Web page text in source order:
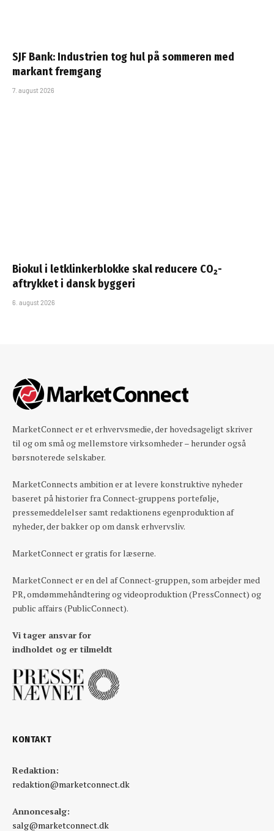
SJF Bank: Industrien tog hul på sommeren med
markant fremgang
7. august 2026
Biokul i letklinkerblokke skal reducere CO₂-
aftrykket i dansk byggeri
6. august 2026
MarketConnect er et erhvervsmedie, der hovedsageligt skriver
til og om små og mellemstore virksomheder – herunder også
børsnoterede selskaber.
MarketConnects ambition er at levere konstruktive nyheder
baseret på historier fra Connect-gruppens portefølje,
pressemeddelelser samt redaktionens egenproduktion af
nyheder, der bakker op om dansk erhvervsliv.
MarketConnect er gratis for læserne.
MarketConnect er en del af Connect-gruppen, som arbejder med
PR, omdømmehåndtering og videoproduktion (PressConnect) og
public affairs (PublicConnect).
Vi tager ansvar for
indholdet og er tilmeldt
KONTAKT
Redaktion:
redaktion@marketconnect.dk
Annoncesalg:
salg@marketconnect.dk